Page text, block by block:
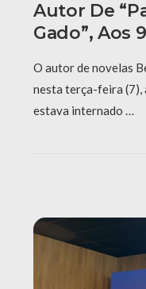
Autor De
Gado”, Aos
O autor de novelas
nesta terça-feira (7),
estava internado …